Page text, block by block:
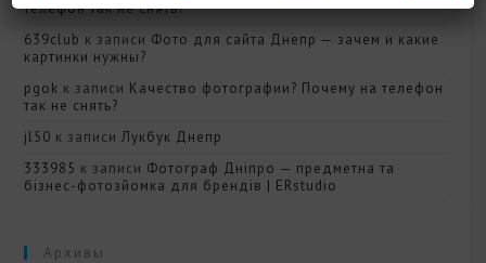
телефон так не снять?
639club к записи Фото для сайта Днепр — зачем и какие
картинки нужны?
pgok к записи Качество фотографии? Почему на телефон
так не снять?
jl50 к записи Лукбук Днепр
333985 к записи Фотограф Дніпро — предметна та
бізнес-фотозйомка для брендів | ERstudio
Архивы